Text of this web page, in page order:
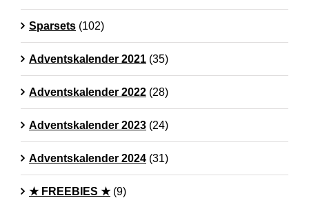
Sparsets (102)
Adventskalender 2021 (35)
Adventskalender 2022 (28)
Adventskalender 2023 (24)
Adventskalender 2024 (31)
★ FREEBIES ★ (9)